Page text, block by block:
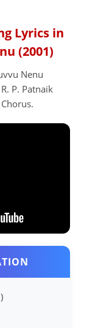
Lyrics in
(2001)
Nenu
P. Patnaik